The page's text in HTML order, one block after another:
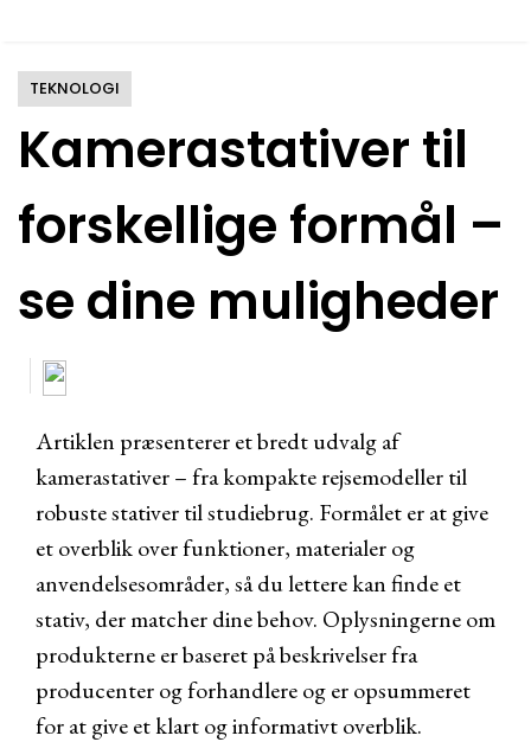
Kamerastativer til
forskellige formål –
se dine muligheder
TEKNOLOGI
Artiklen præsenterer et bredt udvalg af
kamerastativer – fra kompakte rejsemodeller til
robuste stativer til studiebrug. Formålet er at give
et overblik over funktioner, materialer og
anvendelsesområder, så du lettere kan finde et
stativ, der matcher dine behov. Oplysningerne om
produkterne er baseret på beskrivelser fra
producenter og forhandlere og er opsummeret
for at give et klart og informativt overblik.